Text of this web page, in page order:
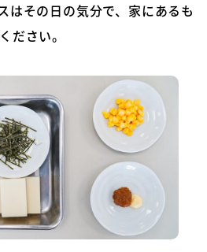
はその日の気分で、家にあるも
ださい。